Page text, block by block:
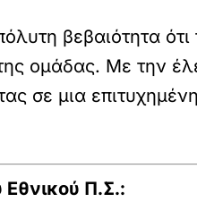
βεβαιότητα
ομάδας. Με την
σε μια
Εθνικού Π.Σ.: